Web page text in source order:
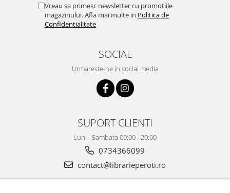
Vreau sa primesc newsletter cu promotiile
magazinului. Afla mai multe in Politica de
Confidentialitate
SOCIAL
Urmareste-ne in social media
SUPORT CLIENTI
Luni - Sambata 09:00 - 20:00
0734366099
contact@librarieperoti.ro